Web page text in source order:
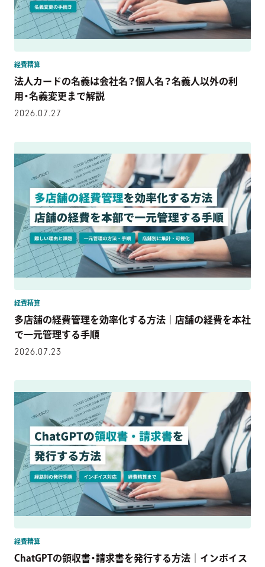
経費精算
法人カードの名義は会社名？個人名？名義人以外の利
用・名義変更まで解説
2026.07.27
経費精算
多店舗の経費管理を効率化する方法｜店舗の経費を本社
で一元管理する手順
2026.07.23
経費精算
ChatGPTの領収書・請求書を発行する方法｜インボイス